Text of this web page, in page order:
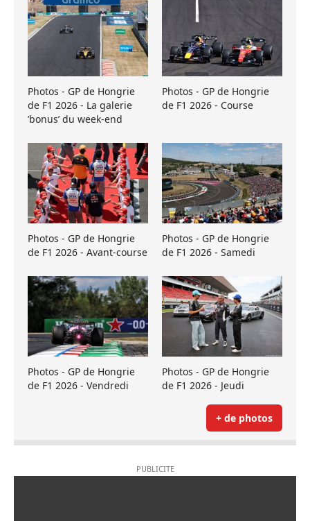
Photos - GP de Hongrie
de F1 2026 - La galerie
’bonus’ du week-end
Photos - GP de Hongrie
de F1 2026 - Course
Photos - GP de Hongrie
de F1 2026 - Avant-course
Photos - GP de Hongrie
de F1 2026 - Samedi
Photos - GP de Hongrie
de F1 2026 - Vendredi
Photos - GP de Hongrie
de F1 2026 - Jeudi
+ de photos